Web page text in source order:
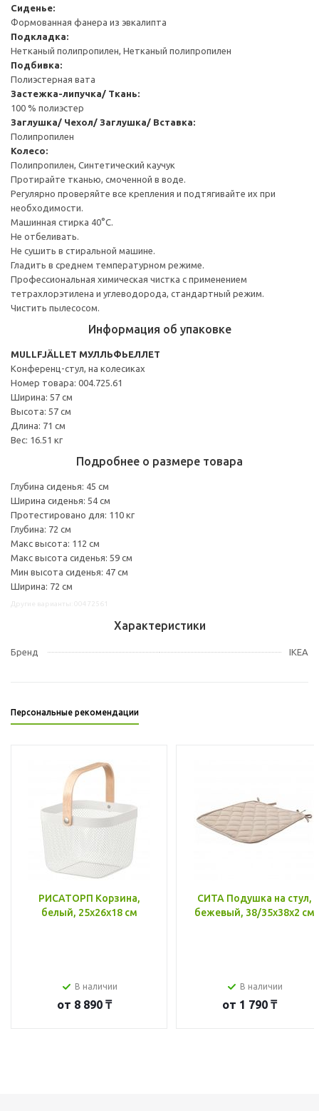
Сиденье:
Формованная фанера из эвкалипта
Подкладка:
Нетканый полипропилен, Нетканый полипропилен
Подбивка:
Полиэстерная вата
Застежка-липучка/ Ткань:
100 % полиэстер
Заглушка/ Чехол/ Заглушка/ Вставка:
Полипропилен
Колесо:
Полипропилен, Синтетический каучук
Протирайте тканью, смоченной в воде.
Регулярно проверяйте все крепления и подтягивайте их при
необходимости.
Машинная стирка 40°С.
Не отбеливать.
Не сушить в стиральной машине.
Гладить в среднем температурном режиме.
Профессиональная химическая чистка с применением
тетрахлорэтилена и углеводорода, стандартный режим.
Чистить пылесосом.
Информация об упаковке
MULLFJÄLLET МУЛЛЬФЬЕЛЛЕТ
Конференц-стул, на колесиках
Номер товара: 004.725.61
Ширина: 57 см
Высота: 57 см
Длина: 71 см
Вес: 16.51 кг
Подробнее о размере товара
Глубина сиденья: 45 см
Ширина сиденья: 54 см
Протестировано для: 110 кг
Глубина: 72 см
Макс высота: 112 см
Макс высота сиденья: 59 см
Мин высота сиденья: 47 см
Ширина: 72 см
Характеристики
Бренд IKEA
Персональные рекомендации
РИСАТОРП Корзина,
белый, 25x26x18 см
В наличии
от 8 890 ₸
СИТА Подушка на стул,
бежевый, 38/35x38x2 см
В наличии
от 1 790 ₸